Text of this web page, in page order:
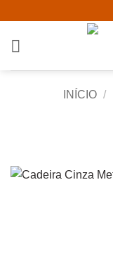
content
INÍCIO /